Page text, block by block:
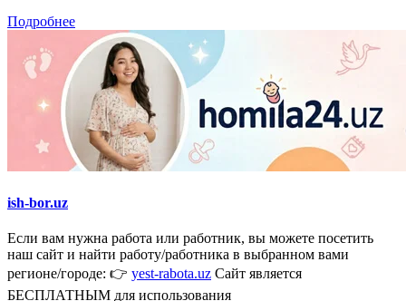
Подробнее
ish-bor.uz
Если вам нужна работа или работник, вы можете посетить
наш сайт и найти работу/работника в выбранном вами
регионе/городе: 👉 yest-rabota.uz Сайт является
БЕСПЛАТНЫМ для использования